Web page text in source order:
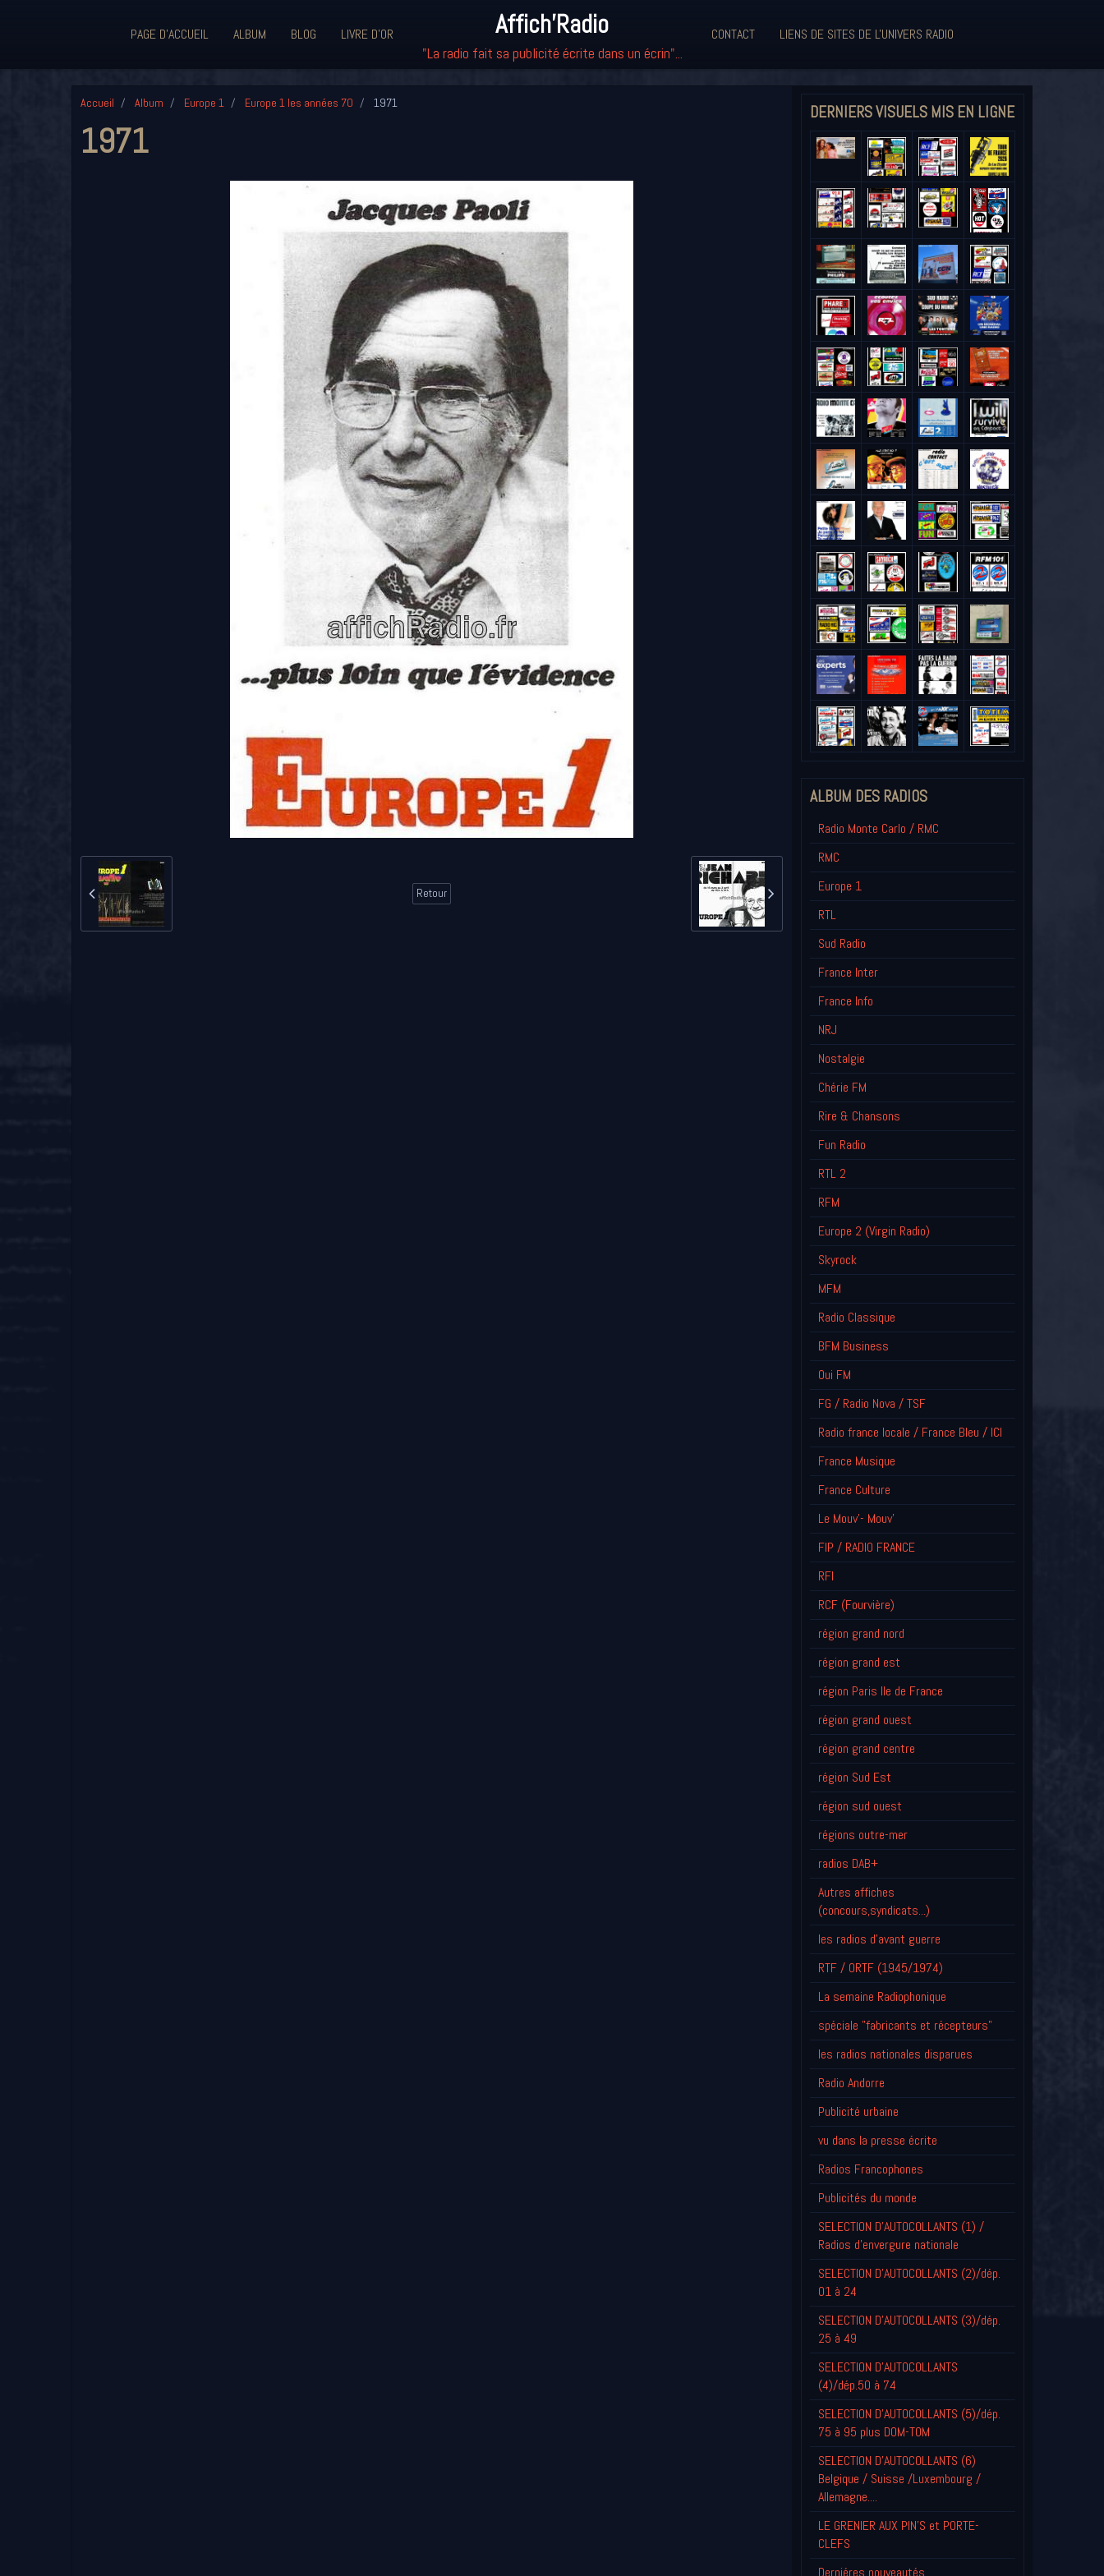
PAGE D'ACCUEIL ALBUM BLOG LIVRE D'OR Affich'Radio
"La radio fait sa publicité écrite dans un écrin"...
CONTACT LIENS DE SITES DE L'UNIVERS RADIO
Accueil Album Europe 1 Europe 1 les années 70 1971
1971
Retour
DERNIERS VISUELS MIS EN LIGNE
ALBUM DES RADIOS
Radio Monte Carlo / RMC
RMC
Europe 1
RTL
Sud Radio
France Inter
France Info
NRJ
Nostalgie
Chérie FM
Rire & Chansons
Fun Radio
RTL 2
RFM
Europe 2 (Virgin Radio)
Skyrock
MFM
Radio Classique
BFM Business
Oui FM
FG / Radio Nova / TSF
Radio france locale / France Bleu / ICI
France Musique
France Culture
Le Mouv'- Mouv'
FIP / RADIO FRANCE
RFI
RCF (Fourvière)
région grand nord
région grand est
région Paris Ile de France
région grand ouest
région grand centre
région Sud Est
région sud ouest
régions outre-mer
radios DAB+
Autres affiches
(concours,syndicats...)
les radios d'avant guerre
RTF / ORTF (1945/1974)
La semaine Radiophonique
spéciale "fabricants et récepteurs"
les radios nationales disparues
Radio Andorre
Publicité urbaine
vu dans la presse écrite
Radios Francophones
Publicités du monde
SELECTION D'AUTOCOLLANTS (1) /
Radios d'envergure nationale
SELECTION D'AUTOCOLLANTS (2)/dép.
01 à 24
SELECTION D'AUTOCOLLANTS (3)/dép.
25 à 49
SELECTION D'AUTOCOLLANTS
(4)/dép.50 à 74
SELECTION D'AUTOCOLLANTS (5)/dép.
75 à 95 plus DOM-TOM
SELECTION D'AUTOCOLLANTS (6)
Belgique / Suisse /Luxembourg /
Allemagne....
LE GRENIER AUX PIN'S et PORTE-
CLEFS
Derniéres nouveautés